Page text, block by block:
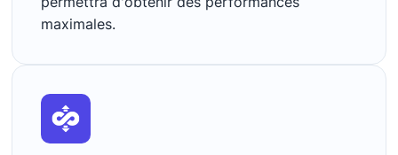
maximales.